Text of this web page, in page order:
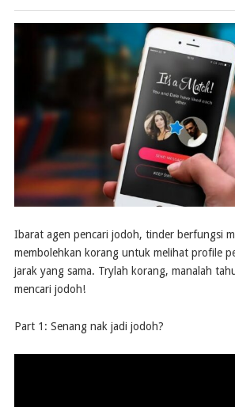
Ibarat agen pencari jodoh, tinder berfungsi
membolehkan korang untuk melihat profile
jarak yang sama. Trylah korang, manalah
mencari jodoh!
Part 1: Senang nak jadi jodoh?